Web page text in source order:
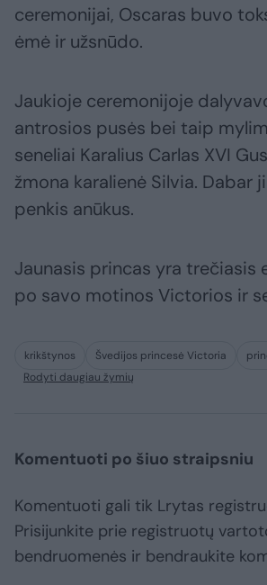
ceremonijai, Oscaras buvo
ėmė ir užsnūdo.
Jaukioje ceremonijoje
antrosios pusės bei taip
seneliai Karalius Carlas XVI
žmona karalienė Silvia. Dabar
penkis anūkus.
Jaunasis princas yra trečiasis
po savo motinos Victorios ir
krikštynos Švedijos princesė Victoria
Rodyti daugiau žymių
Komentuoti po šiuo straipsniu
Komentuoti gali tik Lrytas
Prisijunkite prie registruotų
bendruomenės ir bendraukite